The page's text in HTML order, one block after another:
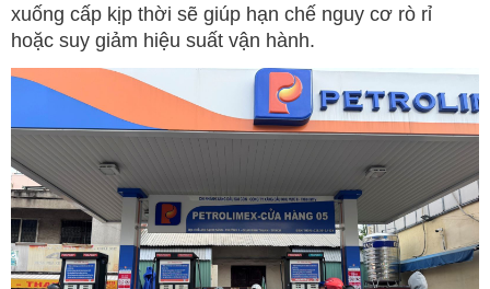
xuống cấp kịp thời sẽ giúp hạn chế nguy cơ rò rỉ
hoặc suy giảm hiệu suất vận hành.